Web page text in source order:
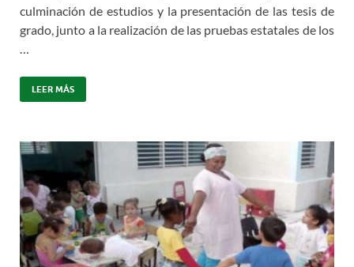
culminación de estudios y la presentación de las tesis de
grado, junto a la realización de las pruebas estatales de los
LEER MÁS